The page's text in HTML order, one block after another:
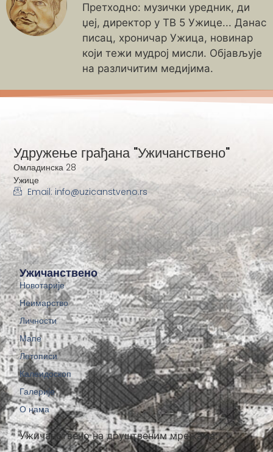
Претходно: музички уредник, ди
џеј, директор у ТВ 5 Ужице... Данас
писац, хроничар Ужица, новинар
који тежи мудрој мисли. Објављује
на различитим медијима.
Ужичанствено на друштвеним мрежама:
Ужичанствено
Новотарије
Неимарство
Личности
Мапе
Летописи
Калеидоскоп
Галерије
О нама
Удружење грађана "Ужичанствено"
Омладинска 28
Ужице
Email: info@uzicanstveno.rs